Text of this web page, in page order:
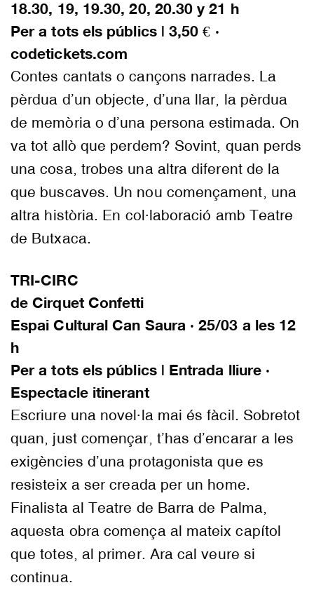
18.30, 19, 19.30, 20, 20.30 y 21 h
Per a tots els públics | 3,50 € ·
codetickets.com
Contes cantats o cançons narrades. La
pèrdua d’un objecte, d’una llar, la pèrdua
de memòria o d’una persona estimada. On
va tot allò que perdem? Sovint, quan perds
una cosa, trobes una altra diferent de la
que buscaves. Un nou començament, una
altra història. En col·laboració amb Teatre
de Butxaca.
TRI-CIRC
de Cirquet Confetti
Espai Cultural Can Saura · 25/03 a les 12
h
Per a tots els públics | Entrada lliure ·
Espectacle itinerant
Escriure una novel·la mai és fàcil. Sobretot
quan, just començar, t’has d’encarar a les
exigències d’una protagonista que es
resisteix a ser creada per un home.
Finalista al Teatre de Barra de Palma,
aquesta obra comença al mateix capítol
que totes, al primer. Ara cal veure si
continua.